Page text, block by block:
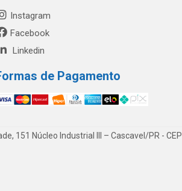
Instagram
Facebook
Linkedin
de Pagamento
151 Núcleo Industrial III – Cascavel/PR - CEP